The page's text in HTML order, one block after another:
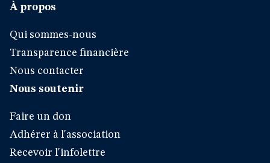
À propos
Qui sommes-nous
Transparence financière
Nous contacter
Nous soutenir
Faire un don
Adhérer à l'association
Recevoir l'infolettre